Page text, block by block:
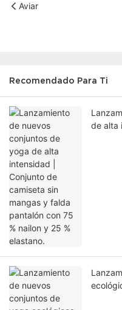
Aviar
Recomendado Para Ti
de alta